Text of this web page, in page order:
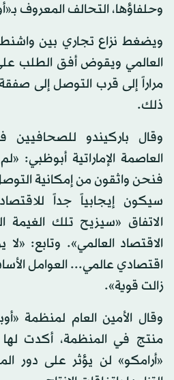
وحلفاؤها، التحالف المعروف
ويضغط نزاع تجاري بين
العالمي ويقوض أفق الطلب
مراراً إلى قرب التوصل إلى
ذلك.
وقال باركيندو
العاصمة الإماراتية
فنحن واثقون من إمكانية
سيكون إيجابياً جداً
الاتفاق «سيزيح تلك الغيمة
الاقتصاد العالمي». وتابع:
اقتصادي عالمي... العوامل
زالت قوية».
وقال الأمين العام لمنظمة
منتج في المنظمة، أكدت لها
«أرامكو» لن يؤثر على دور